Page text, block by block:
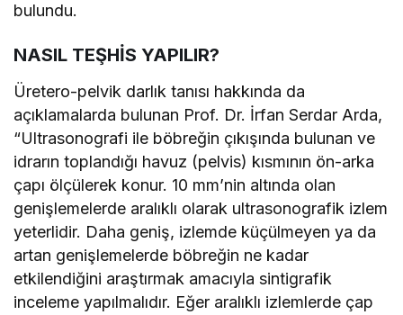
bulundu.
NASIL TEŞHİS YAPILIR?
Üretero-pelvik darlık tanısı hakkında da
açıklamalarda bulunan Prof. Dr. İrfan Serdar Arda,
“Ultrasonografi ile böbreğin çıkışında bulunan ve
idrarın toplandığı havuz (pelvis) kısmının ön-arka
çapı ölçülerek konur. 10 mm’nin altında olan
genişlemelerde aralıklı olarak ultrasonografik izlem
yeterlidir. Daha geniş, izlemde küçülmeyen ya da
artan genişlemelerde böbreğin ne kadar
etkilendiğini araştırmak amacıyla sintigrafik
inceleme yapılmalıdır. Eğer aralıklı izlemlerde çap